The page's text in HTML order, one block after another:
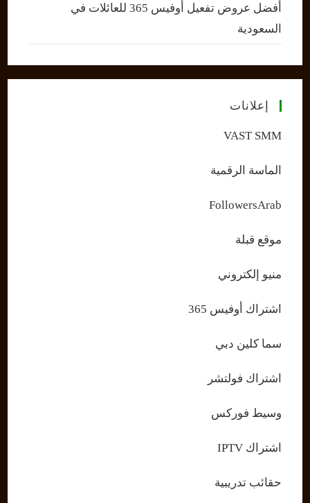
أفضل عروض تفعيل أوفيس 365 للعائلات في
السعودية
إعلانات
VAST SMM
الماسة الرقمية
FollowersArab
موقع قبلة
منيو إلكتروني
اشتراك أوفيس 365
سما كلين دبي
اشتراك فولتشر
وسيط فوركس
اشتراك IPTV
حقائب تدريبية